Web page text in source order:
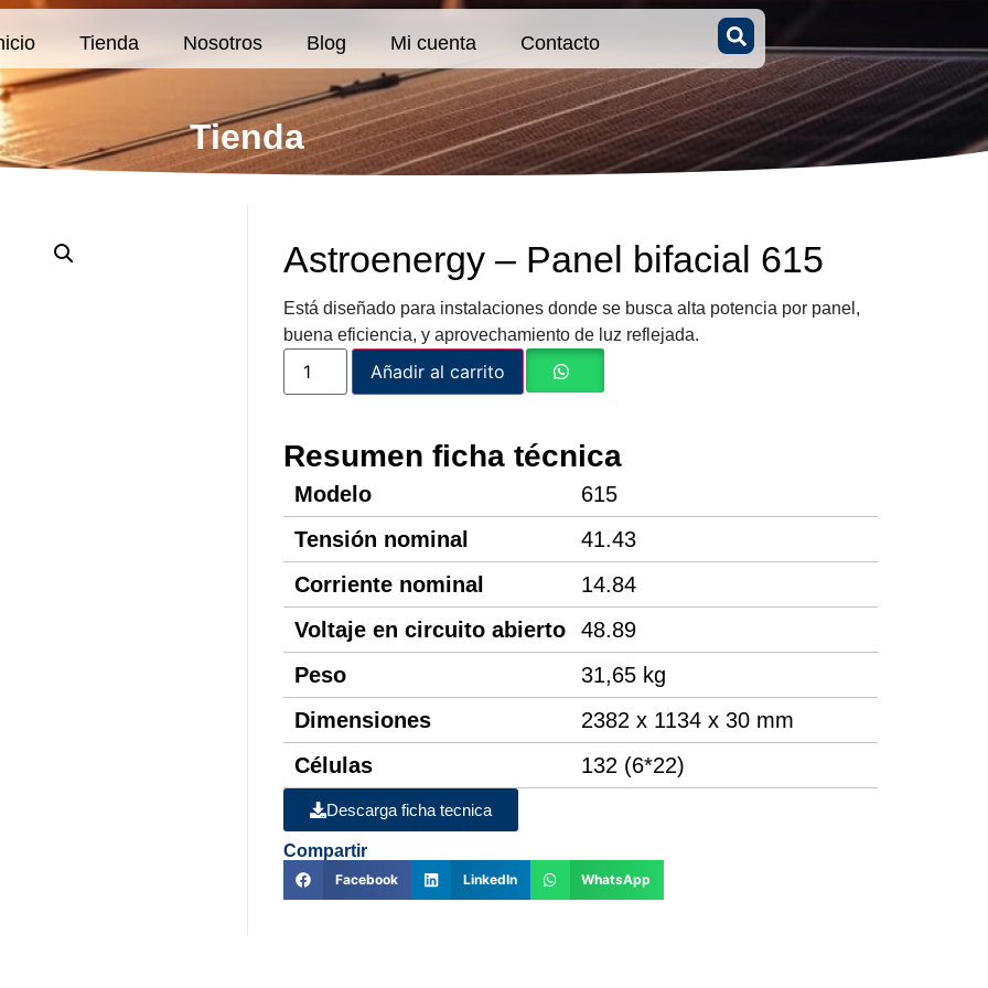
Tienda Nosotros Blog Mi cuenta Contacto
Tienda
Astroenergy – Panel bifacial 615
Está diseñado para instalaciones donde se busca alta potencia por panel,
buena eficiencia, y aprovechamiento de luz reflejada.
Añadir al carrito
Resumen ficha técnica
Modelo
615
Tensión nominal
41.43
Corriente nominal
14.84
Voltaje en circuito abierto
48.89
Peso
31,65 kg
Dimensiones
2382 x 1134 x 30 mm
Células
132 (6*22)
Descarga ficha tecnica
Compartir
Facebook LinkedIn WhatsApp